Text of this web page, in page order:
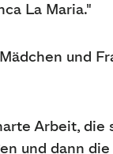
La Maria."
und
Arbeit, die
und dann